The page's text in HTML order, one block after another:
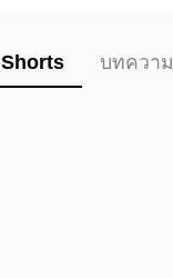
Shorts บทความ